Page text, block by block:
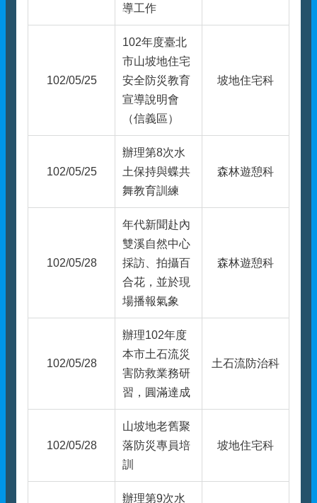
導工作
102/05/25
102年度臺北
市山坡地住宅
安全防災教育
宣導說明會
（信義區）
坡地住宅科
102/05/25
辦理第8次水
土保持與蝶共
舞教育訓練
森林遊憩科
102/05/28
年代新聞赴內
雙溪自然中心
採訪、拍攝百
合花，並於現
場播報氣象
森林遊憩科
102/05/28
辦理102年度
本市土石流災
害防救業務研
習，圓滿達成
土石流防治科
102/05/28
山坡地老舊聚
落防災專員培
訓
坡地住宅科
辦理第9次水